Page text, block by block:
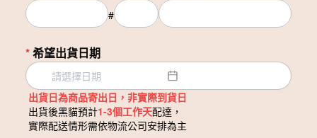
#
*希望出貨日期
出貨日為商品寄出日，非實際到貨日
出貨後黑貓預計1-3個工作天配達，
實際配送情形需依物流公司安排為主